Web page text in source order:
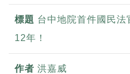
台中地院首件國民
12年！
洪嘉威